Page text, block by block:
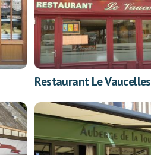
Restaurant Le Vaucelles